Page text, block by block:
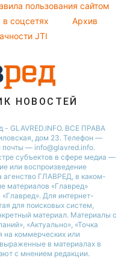
пользования сайтом
соцсетях
Архив
JTI
НОВОСТЕЙ
GLAVRED.INFO. ВСЕ ПРАВА
дом 23. Телефон —
— info@glavred.info.
cубъектов в сфере медиа —
или воспроизведение
ГЛАВРЕД, в каком-
материалов «Главред»
Для интернет-
для поисковых систем,
материал. Материалы с
«Актуально», «Точка
на коммерческих или
в материалах в
с мнением редакции.